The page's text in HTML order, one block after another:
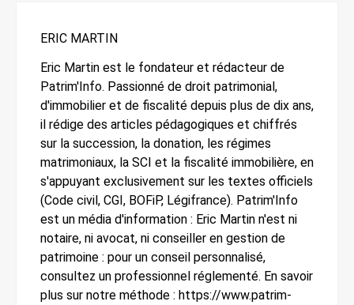
ERIC MARTIN
Eric Martin est le fondateur et rédacteur de
Patrim'Info. Passionné de droit patrimonial,
d'immobilier et de fiscalité depuis plus de dix ans,
il rédige des articles pédagogiques et chiffrés
sur la succession, la donation, les régimes
matrimoniaux, la SCI et la fiscalité immobilière, en
s'appuyant exclusivement sur les textes officiels
(Code civil, CGI, BOFiP, Légifrance). Patrim'Info
est un média d'information : Eric Martin n'est ni
notaire, ni avocat, ni conseiller en gestion de
patrimoine : pour un conseil personnalisé,
consultez un professionnel réglementé. En savoir
plus sur notre méthode : https://www.patrim-